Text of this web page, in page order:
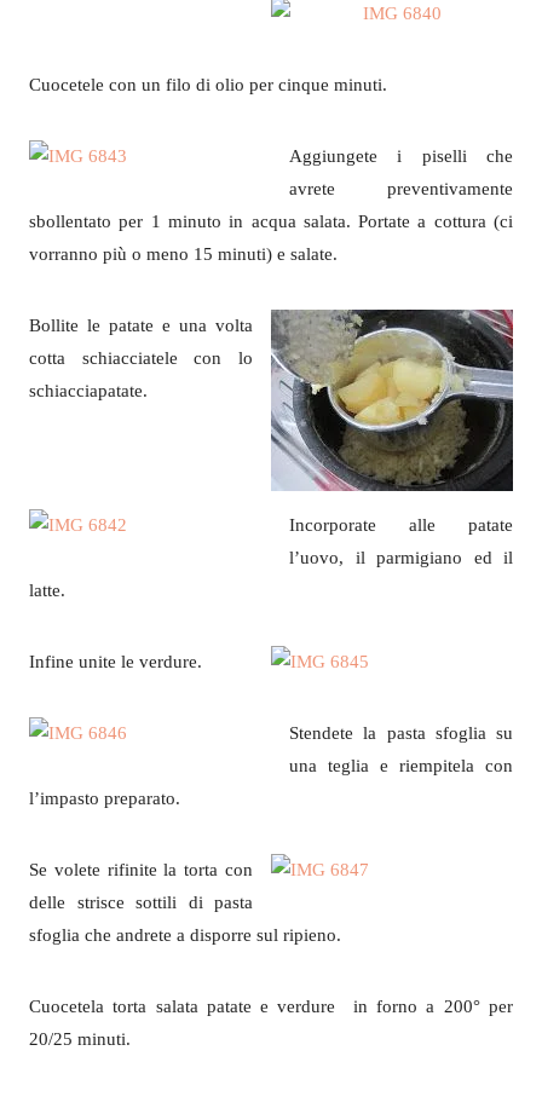
Cuocetele con un filo di olio per cinque minuti.
Aggiungete i piselli che
avrete preventivamente
sbollentato per 1 minuto in acqua salata. Portate a cottura (ci
vorranno più o meno 15 minuti) e salate.
Bollite le patate e una volta
cotta schiacciatele con lo
schiacciapatate.
Incorporate alle patate
l’uovo, il parmigiano ed il
latte.
Infine unite le verdure.
Stendete la pasta sfoglia su
una teglia e riempitela con
l’impasto preparato.
Se volete rifinite la torta con
delle strisce sottili di pasta
sfoglia che andrete a disporre sul ripieno.
Cuocetela torta salata patate e verdure in forno a 200° per
20/25 minuti.